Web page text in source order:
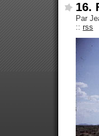
16.
Par
:: rss